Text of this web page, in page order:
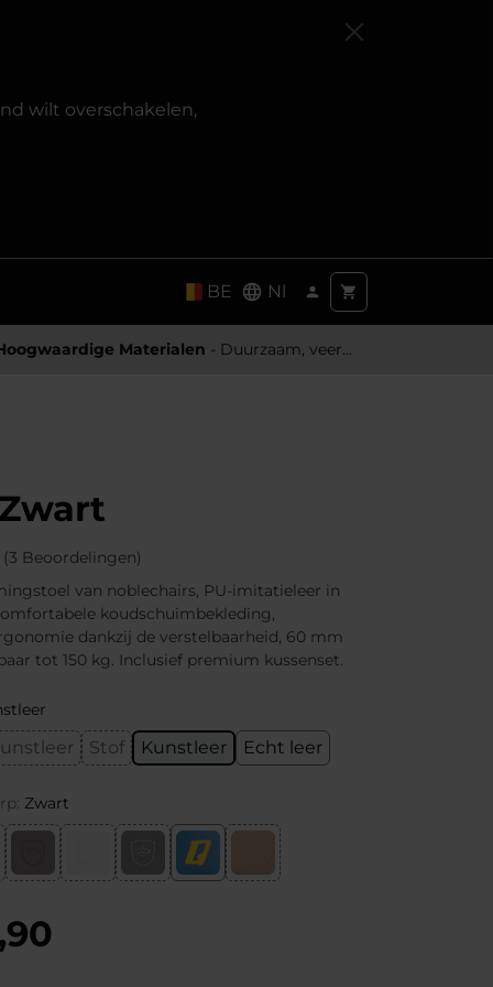
wilt overschakelen,
BE Nl
Materialen - Duurzaam, veerkrachtig en aangenaam
(3 Beoordelingen)
van noblechairs, PU-imitatieleer in
koudschuimbekleding,
dankzij de verstelbaarheid, 60 mm
tot 150 kg. Inclusief premium kussenset.
Stof Kunstleer Echt leer
Zwart